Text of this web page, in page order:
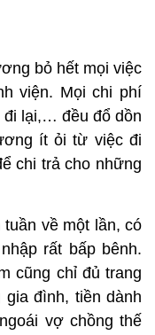
bỏ hết mọi việc
viện. Mọi chi phí
đi lại,… đều đổ dồn
ít ỏi từ việc đi
chi trả cho những
về một lần, có
rất bấp bênh.
cũng chỉ đủ trang
đình, tiền dành
vợ chồng thế